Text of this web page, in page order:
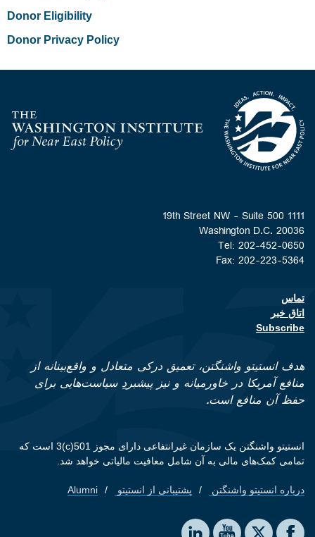
Donor Eligibility
Donor Privacy Policy
Homepage
1111 19th Street NW - Suite 500
Washington D.C. 20036
Tel: 202-452-0650
Fax: 202-223-5364
Footer contact links
تماس
اتاق خبر
Subscribe
هدف انستیتو واشنگتن، تعمیق درکی متعادل و واقع‌بینانه از
منافع آمریکا در خاورمیانه و نیز پیشبردِ سیاست‌هایی برای
حفظ آن منافع است.
انستیتو واشنگتن یک سازمان غیرانتفاعی دارای مجوز 501(c)3 است که
تمامی کمک‌های مالی به آن شامل معافیت مالیاتی خواهد شد.
Footer quick links
درباره انستیتو واشنگتن پشتیبانی از انستیتو Alumni
Social media